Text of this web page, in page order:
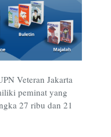
Veteran Jakarta
peminat yang
27 ribu dan 21